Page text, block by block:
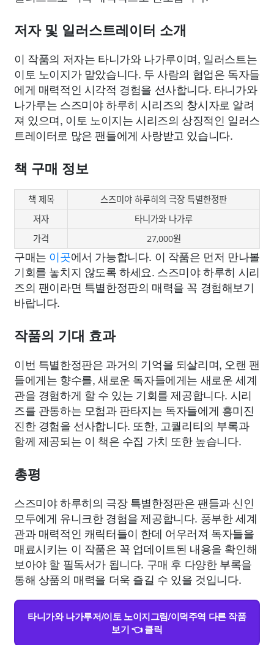
저자 및 일러스트레이터 소개
이 작품의 저자는 타니가와 나가루이며, 일러스트는
이토 노이지가 맡았습니다. 두 사람의 협업은 독자들
에게 매력적인 시각적 경험을 선사합니다. 타니가와
나가루는 스즈미야 하루히 시리즈의 창시자로 알려
져 있으며, 이토 노이지는 시리즈의 상징적인 일러스
트레이터로 많은 팬들에게 사랑받고 있습니다.
책 구매 정보
책 제목
스즈미야 하루히의 극장 특별한정판
저자
타니가와 나가루
가격
27,000원
구매는 이곳에서 가능합니다. 이 작품은 먼저 만나볼
기회를 놓치지 않도록 하세요. 스즈미야 하루히 시리
즈의 팬이라면 특별한정판의 매력을 꼭 경험해보기
바랍니다.
작품의 기대 효과
이번 특별한정판은 과거의 기억을 되살리며, 오랜 팬
들에게는 향수를, 새로운 독자들에게는 새로운 세계
관을 경험하게 할 수 있는 기회를 제공합니다. 시리
즈를 관통하는 모험과 판타지는 독자들에게 흥미진
진한 경험을 선사합니다. 또한, 고퀄리티의 부록과
함께 제공되는 이 책은 수집 가치 또한 높습니다.
총평
스즈미야 하루히의 극장 특별한정판은 팬들과 신인
모두에게 유니크한 경험을 제공합니다. 풍부한 세계
관과 매력적인 캐릭터들이 한데 어우러져 독자들을
매료시키는 이 작품은 꼭 업데이트된 내용을 확인해
보아야 할 필독서가 됩니다. 구매 후 다양한 부록을
통해 상품의 매력을 더욱 즐길 수 있을 것입니다.
타니가와 나가루저/이토 노이지그림/이덕주역 다른 작품
보기 👈 클릭